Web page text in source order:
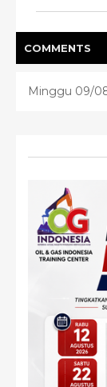
COMMENTS
Minggu 09/